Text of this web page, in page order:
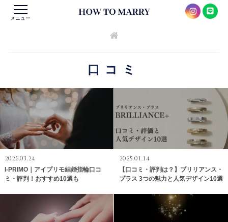
メニュー
口コミ
2026.03.24
I-PRIMO｜アイプリモ結婚指輪口コ
ミ・評判！おすすめ10選も
2025.01.14
【口コミ・評判は？】ブリリアンス・
プラス 3つの魅力と人気デザイン10選